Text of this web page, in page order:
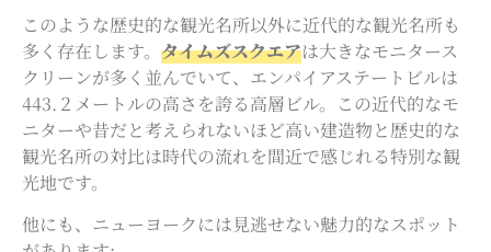
このような歴史的な観光名所以外に近代的な観光名所も
多く存在します。 タイムズスクエアは大きなモニタース
クリーンが多く並んでいて、エンパイアステートビルは
443.２メートルの高さを誇る高層ビル。この近代的なモ
ニターや昔だと考えられないほど高い建造物と歴史的な
観光名所の対比は時代の流れを間近で感じれる特別な観
光地です。
他にも、ニューヨークには見逃せない魅力的なスポット